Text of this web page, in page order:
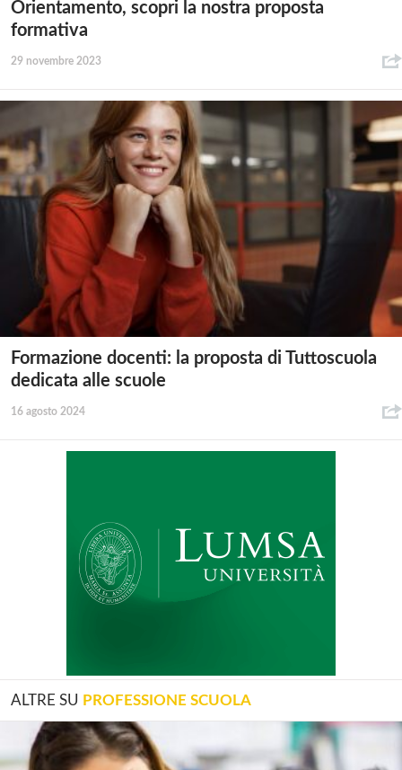
Orientamento, scopri la nostra proposta
formativa
29 novembre 2023
Formazione docenti: la proposta di Tuttoscuola
dedicata alle scuole
16 agosto 2024
ALTRE SU PROFESSIONE SCUOLA